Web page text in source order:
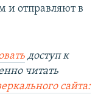
и отправляют в
доступ к
читать
сайта: